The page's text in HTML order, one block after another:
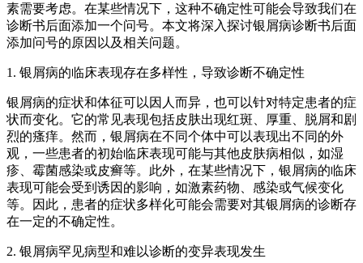
素需要考虑。在某些情况下，这种不确定性可能会导致我们在
诊断书后面添加一个问号。本文将深入探讨银屑病诊断书后面
添加问号的原因以及相关问题。
1. 银屑病的临床表现存在多样性，导致诊断不确定性
银屑病的症状和体征可以因人而异，也可以针对特定患者的症
状而变化。它的常见表现包括皮肤出现红斑、厚重、脱屑和剧
烈的瘙痒。然而，银屑病在不同个体中可以表现出不同的外
观，一些患者的初始临床表现可能与其他皮肤病相似，如湿
疹、霉菌感染或皮癣等。此外，在某些情况下，银屑病的临床
表现可能会受到诱因的影响，如激素药物、感染或气候变化
等。因此，患者的症状多样化可能会需要对其银屑病的诊断存
在一定的不确定性。
2. 银屑病罕见病型和难以诊断的变异表现发生